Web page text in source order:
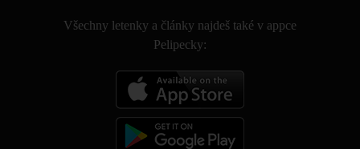
Všechny letenky a články najdeš také v appce
Pelipecky: